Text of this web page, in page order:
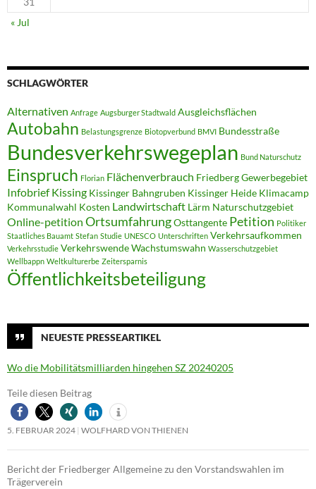
« Jul
SCHLAGWÖRTER
Alternativen Anfrage Augsburger Stadtwald Ausgleichsflächen
Autobahn Belastungsgrenze Biotopverbund BMVI Bundesstraße
Bundesverkehrswegeplan Bund Naturschutz
Einspruch Florian Flächenverbrauch FriedbergGewerbegebiet
Infobrief Kissing Kissinger Bahngruben Kissinger Heide Klimacamp
Kommunalwahl Kosten Landwirtschaft Lärm Naturschutzgebiet
Online-petition OrtsumfahrungOsttangente Petition Politiker
Staatliches Bauamt Stefan Studie UNESCO Unterschriften Verkehrsaufkommen
Verkehrsstudie VerkehrswendeWachstumswahn Wasserschutzgebiet
Wellbappn Weltkulturerbe Zeitersparnis
Öffentlichkeitsbeteiligung
NEUESTE PRESSEARTIKEL
Wo die Mobilitätsmilliarden hingehen SZ 20240205
Teile diesen Beitrag
5. FEBRUAR 2024 WOLFHARD VON THIENEN
Bericht der Friedberger Allgemeine zu den Vorstandswahlen im
Trägerverein